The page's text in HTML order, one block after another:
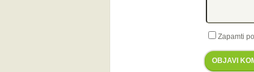
Zapamti
OBJAVI